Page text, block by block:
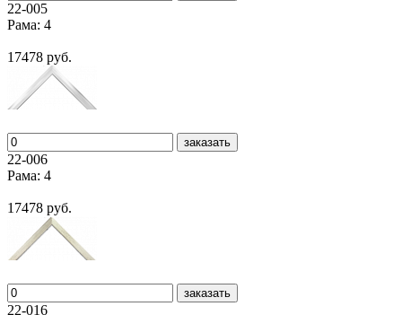
22-005
Рама: 4
17478 руб.
заказать
22-006
Рама: 4
17478 руб.
заказать
22-016